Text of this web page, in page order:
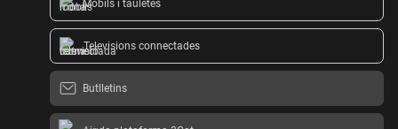
Mòbils i tauletes
Televisions connectades
Butlletins